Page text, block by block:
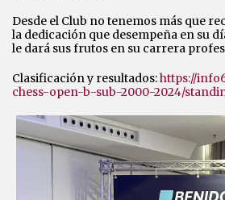
Desde el Club no tenemos más que
la dedicación que desempeña en su
le dará sus frutos en su carrera
Clasificación y resultados:https://
chess-open-b-sub-2000-2024/